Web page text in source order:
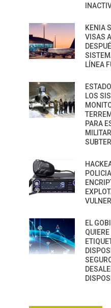
KENIA
VISAS
LÍNEA
LOS
PARA
EL